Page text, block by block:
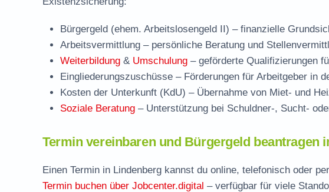
Bürgergeld (ehem. Arbeitslosengeld II) – finanzielle
Arbeitsvermittlung – persönliche Beratung und
Weiterbildung & Umschulung – geförderte Qualifizierungen
Eingliederungszuschüsse – Förderungen für Arbeitgeber in
Kosten der Unterkunft (KdU) – Übernahme von Miet- und
Soziale Beratung – Unterstützung bei Schuldner-, Sucht-
Termin vereinbaren und Bürgergeld beantragen
Einen Termin in Lindenberg kannst du online, telefonisch oder
Termin buchen über Jobcenter.digital – verfügbar für viele